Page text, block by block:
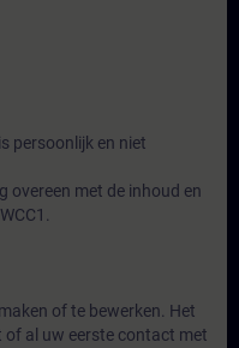
persoonlijk en niet
overeen met de inhoud en
of te bewerken. Het
of al uw eerste contact met